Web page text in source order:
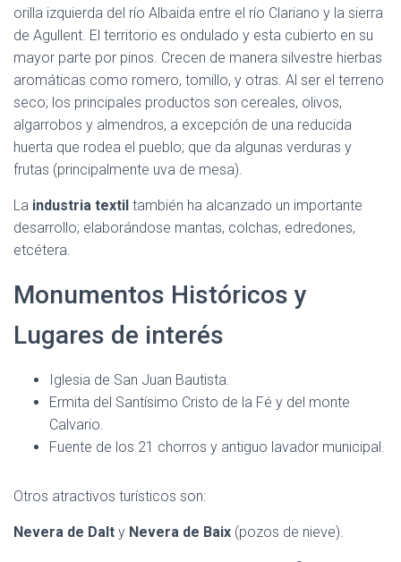
orilla izquierda del río Albaida entre el río Clariano y la sierra
de Agullent. El territorio es ondulado y esta cubierto en su
mayor parte por pinos. Crecen de manera silvestre hierbas
aromáticas como romero, tomillo, y otras. Al ser el terreno
seco; los principales productos son cereales, olivos,
algarrobos y almendros, a excepción de una reducida
huerta que rodea el pueblo; que da algunas verduras y
frutas (principalmente uva de mesa).
La industria textil también ha alcanzado un importante
desarrollo; elaborándose mantas, colchas, edredones,
etcétera.
Monumentos Históricos y
Lugares de interés
Iglesia de San Juan Bautista.
Ermita del Santísimo Cristo de la Fé y del monte
Calvario.
Fuente de los 21 chorros y antiguo lavador municipal.
Otros atractivos turísticos son:
Nevera de Dalt y Nevera de Baix (pozos de nieve).